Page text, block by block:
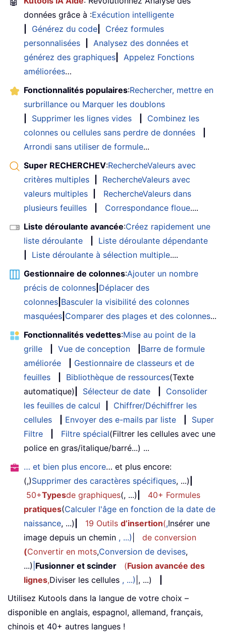
données grâce à :Exécution intelligente
Générez du code
Créez formules
personnalisées
Analysez des données et
générez des graphiques
Appelez Fonctions
améliorées…
Fonctionnalités populaires:Rechercher, mettre en
surbrillance ou Marquer les doublons
Supprimer les lignes vides
Combinez les
colonnes ou cellules sans perdre de données
Arrondi sans utiliser de formule...
Super RECHERCHEV:RechercheValeurs avec
critères multiples
RechercheValeurs avec
valeurs multiples
RechercheValeurs dans
plusieurs feuilles
Correspondance floue....
Liste déroulante avancée:Créez rapidement une
liste déroulante
Liste déroulante dépendante
Liste déroulante à sélection multiple....
Gestionnaire de colonnes:Ajouter un nombre
précis de colonnes Déplacer des
colonnes Basculer la visibilité des colonnes
masquées Comparer des plages et des colonnes...
Fonctionnalités vedettes:Mise au point de la
grille
Vue de conception
Barre de formule
améliorée
Gestionnaire de classeurs et de
feuilles
Bibliothèque de ressources(Texte
automatique)
Sélecteur de date
Consolider
les feuilles de calcul
Chiffrer/Déchiffrer les
cellules
Envoyer des e-mails par liste
Super
Filtre
Filtre spécial(Filtrer les cellules avec une
police en gras/italique/barré...) ...
… et bien plus encore… et plus encore:
(,)Supprimer des caractères spécifiques, ...)
50+Typesde graphiques(, ...)
40+ Formules
pratiques(Calculer l'âge en fonction de la date de
naissance, ...) 19 Outils d’insertion(,Insérer une
image depuis un chemin , ...)
de conversion
(Convertir en mots,Conversion de devises,
...) Fusionner et scinder (Fusion avancée des
lignes,Diviser les cellules , ...) |, ...)
Utilisez Kutools dans la langue de votre choix –
disponible en anglais, espagnol, allemand, français,
chinois et 40+ autres langues !